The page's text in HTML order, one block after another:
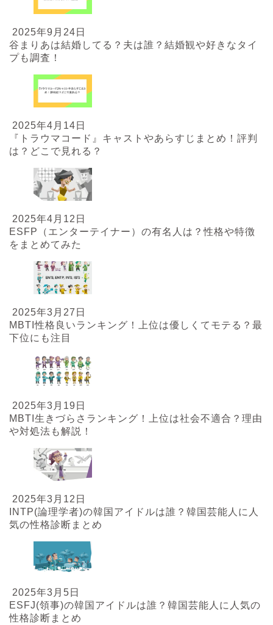
2025年9月24日
谷まりあは結婚してる？夫は誰？結婚観や好きなタイ
プも調査！
2025年4月14日
『トラウマコード』キャストやあらすじまとめ！評判
は？どこで見れる？
2025年4月12日
ESFP（エンターテイナー）の有名人は？性格や特徴
をまとめてみた
2025年3月27日
MBTI性格良いランキング！上位は優しくてモテる？最
下位にも注目
2025年3月19日
MBTI生きづらさランキング！上位は社会不適合？理由
や対処法も解説！
2025年3月12日
INTP(論理学者)の韓国アイドルは誰？韓国芸能人に人
気の性格診断まとめ
2025年3月5日
ESFJ(領事)の韓国アイドルは誰？韓国芸能人に人気の
性格診断まとめ